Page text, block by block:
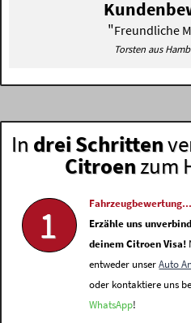
"Freundliche
Torsten aus
In drei Schritten
Citroenzum
1
Fahrzeugbewertung...
Erzähle uns
deinem Citroen Visa!
entweder unserAuto
oder kontaktiere uns
WhatsApp!